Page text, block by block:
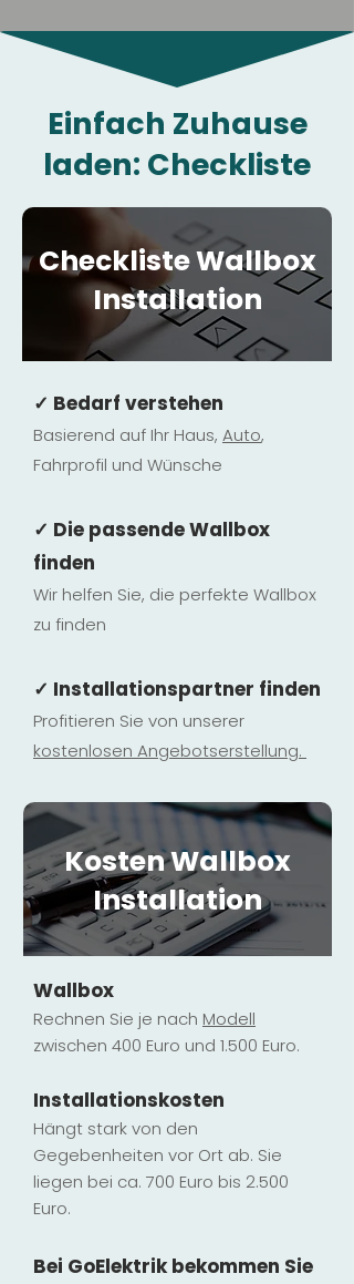
Einfach Zuhause
laden: Checkliste
Checkliste Wallbox
Installation
✓ Bedarf verstehen
Basierend auf Ihr Haus, Auto,
Fahrprofil und Wünsche
✓ Die passende Wallbox
finden
Wir helfen Sie, die perfekte Wallbox
zu finden
✓ Installationspartner finden
Profitieren Sie von unserer
kostenlosen Angebotserstellung.
Kosten Wallbox
Installation
Wallbox
Rechnen Sie je nach Modell
zwischen 400 Euro und 1.500 Euro.
Installationskosten
Hängt stark von den
Gegebenheiten vor Ort ab. Sie
liegen bei ca. 700 Euro bis 2.500
Euro.
Bei GoElektrik bekommen Sie